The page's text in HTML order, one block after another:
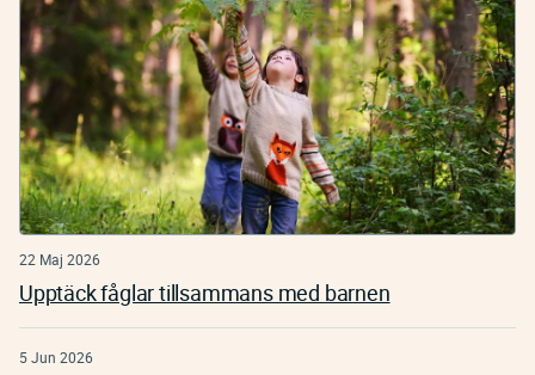
22 Maj 2026
Upptäck fåglar tillsammans med barnen
5 Jun 2026